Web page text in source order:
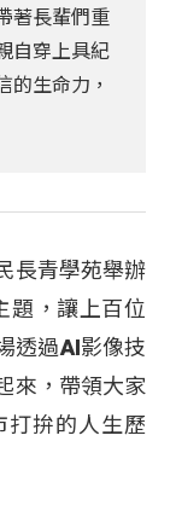
著長輩們重
自穿上具紀
的生命力，
長青學苑舉辦
題，讓上百位
透過AI影像技
來，帶領大家
打拚的人生歷